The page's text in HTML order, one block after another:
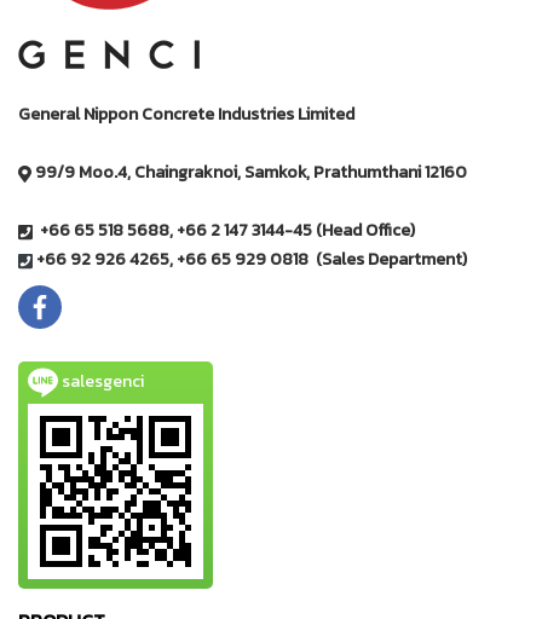
General Nippon Concrete Industries Limited
99/9 Moo.4, Chaingraknoi, Samkok, Prathumthani 12160
+66 65 518 5688, +66 2 147 3144-45 (Head Office)
+66 92 926 4265, +66 65 929 0818 (Sales Department)
salesgenci